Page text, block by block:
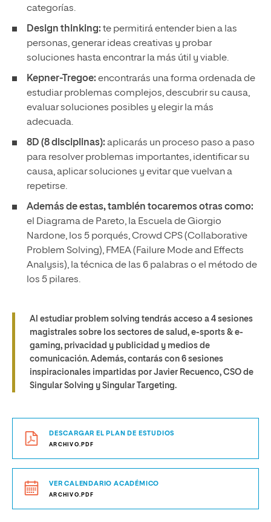
categorías.
Design thinking: te permitirá entender bien a las
personas, generar ideas creativas y probar
soluciones hasta encontrar la más útil y viable.
Kepner-Tregoe: encontrarás una forma ordenada de
estudiar problemas complejos, descubrir su causa,
evaluar soluciones posibles y elegir la más
adecuada.
8D (8 disciplinas): aplicarás un proceso paso a paso
para resolver problemas importantes, identificar su
causa, aplicar soluciones y evitar que vuelvan a
repetirse.
Además de estas, también tocaremos otras como:
el Diagrama de Pareto, la Escuela de Giorgio
Nardone, los 5 porqués, Crowd CPS (Collaborative
Problem Solving), FMEA (Failure Mode and Effects
Analysis), la técnica de las 6 palabras o el método de
los 5 pilares.
Al estudiar problem solving tendrás acceso a 4 sesiones
magistrales sobre los sectores de salud, e-sports & e-
gaming, privacidad y publicidad y medios de
comunicación. Además, contarás con 6 sesiones
inspiracionales impartidas por Javier Recuenco, CSO de
Singular Solving y Singular Targeting.
DESCARGAR EL PLAN DE ESTUDIOS
ARCHIVO.PDF
VER CALENDARIO ACADÉMICO
ARCHIVO.PDF